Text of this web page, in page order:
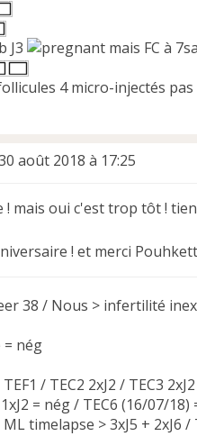
J3
mais FC à 7sa
4 micro-injectés
août 2018 à 17:25
! mais oui c'est trop tôt !
! et merci
38 / Nous > infertilité
= nég
TEF1 / TEC2 2xJ2 / TEC3
1xJ2 = nég / TEC6 (16/07/
timelapse > 3xJ5 + 2xJ6 /